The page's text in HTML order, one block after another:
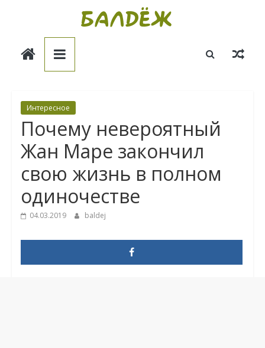
Балдёж
Интересное
Почему невероятный
Жан Маре закончил
свою жизнь в полном
одиночестве
04.03.2019 baldej